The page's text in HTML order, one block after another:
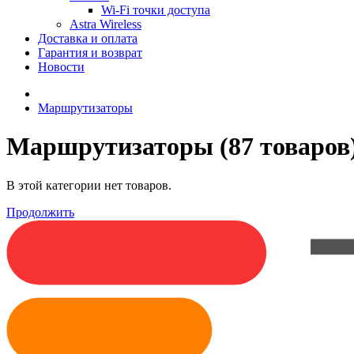
Wi-Fi точки доступа
Astra Wireless
Доставка и оплата
Гарантия и возврат
Новости
Маршрутизаторы
Маршрутизаторы (87
В этой категории нет товаров.
Продолжить